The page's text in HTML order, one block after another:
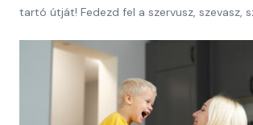
tartó útját! Fedezd fel a szervusz, szevasz,